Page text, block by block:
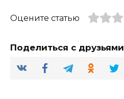
Оцените статью
Поделиться с друзьями